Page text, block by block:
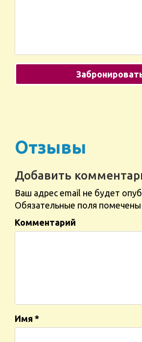
Отзывы
Добавить
Ваш адрес email не будет
Обязательные поля помечены
Комментарий
Имя *